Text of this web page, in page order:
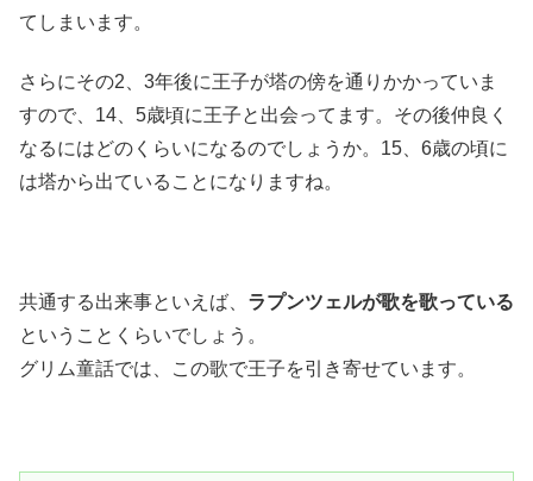
てしまいます。
さらにその2、3年後に王子が塔の傍を通りかかっていま
すので、14、5歳頃に王子と出会ってます。その後仲良く
なるにはどのくらいになるのでしょうか。15、6歳の頃に
は塔から出ていることになりますね。
共通する出来事といえば、 ラプンツェルが歌を歌っている
ということくらいでしょう。
グリム童話では、この歌で王子を引き寄せています。